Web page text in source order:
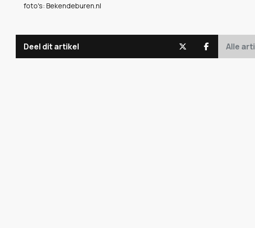
foto's: Bekendeburen.nl
Deel dit artikel Alle